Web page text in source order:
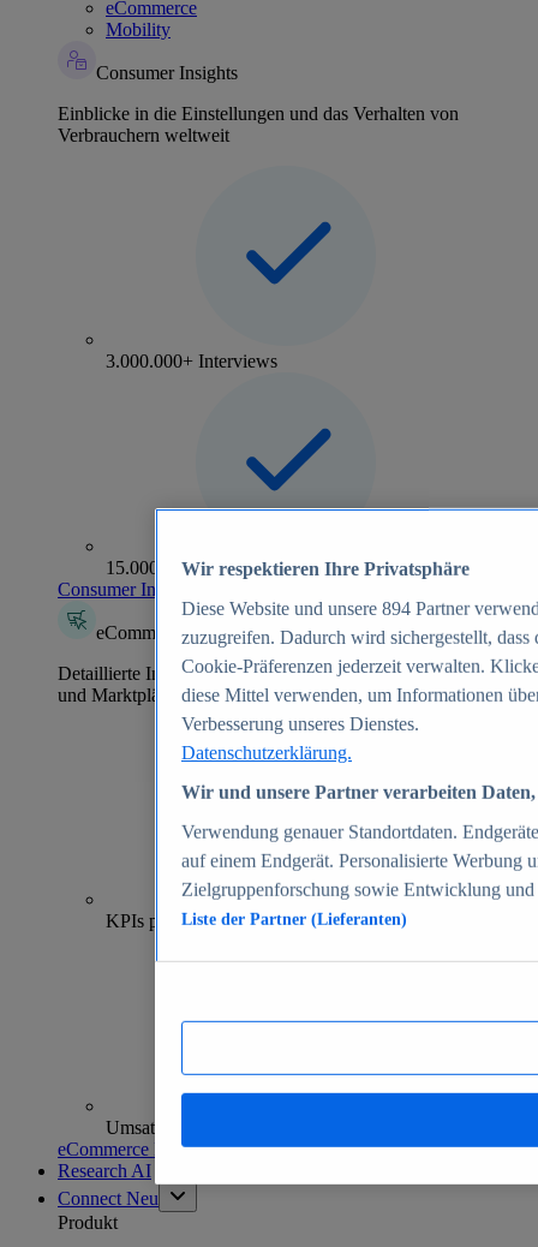
eCommerce
Mobility
Consumer Insights
Einblicke in die Einstellungen und das Verhalten von
Verbrauchern weltweit
3.000.000+ Interviews
15.000+ Marken
Consumer Insights entdecken
eCommerce Insights
Detaillierte Informationen zu mehr als 39.000 Online-Shops
und Marktplätzen
70+
KPIs pro Shop
Umsatzanalysen und -prognosen
eCommerce Insights entdecken
Research AI
Connect Neu
Produkt
Wir respektieren Ihre Privatsphäre
Diese Website und unsere 894 Partner
zuzugreifen. Dadurch wird sichergestellt,
Cookie-Präferenzen jederzeit verwalten.
diese Mittel verwenden, um Informationen
Verbesserung unseres Dienstes.
Datenschutzerklärung.
Wir und unsere Partner verarbeiten
Verwendung genauer Standortdaten.
auf einem Endgerät. Personalisierte Werbung
Zielgruppenforschung sowie Entwicklung
Liste der Partner (Lieferanten)